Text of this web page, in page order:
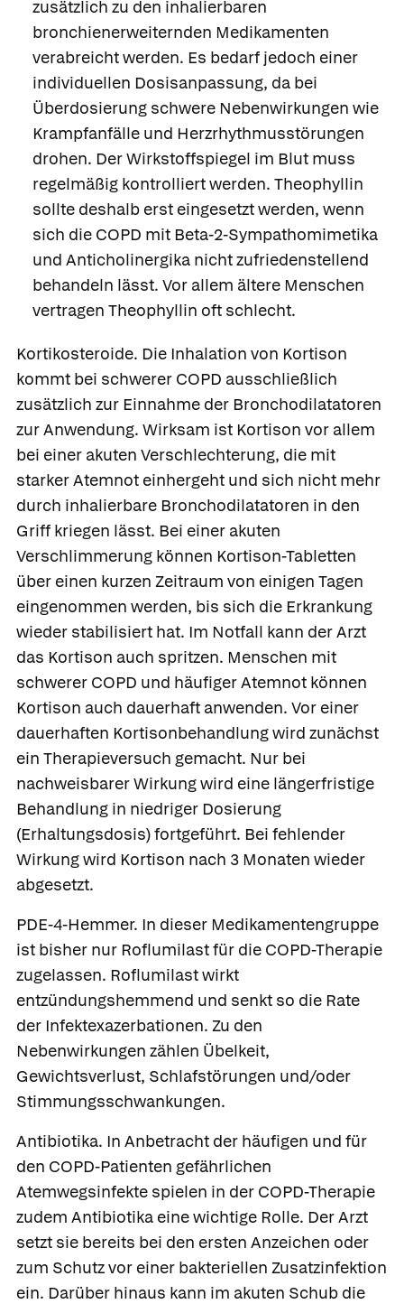
zusätzlich zu den inhalierbaren
bronchienerweiternden Medikamenten
verabreicht werden. Es bedarf jedoch einer
individuellen Dosisanpassung, da bei
Überdosierung schwere Nebenwirkungen wie
Krampfanfälle und Herzrhythmusstörungen
drohen. Der Wirkstoffspiegel im Blut muss
regelmäßig kontrolliert werden. Theophyllin
sollte deshalb erst eingesetzt werden, wenn
sich die COPD mit Beta-2-Sympathomimetika
und Anticholinergika nicht zufriedenstellend
behandeln lässt. Vor allem ältere Menschen
vertragen Theophyllin oft schlecht.
Kortikosteroide. Die Inhalation von Kortison
kommt bei schwerer COPD ausschließlich
zusätzlich zur Einnahme der Bronchodilatatoren
zur Anwendung. Wirksam ist Kortison vor allem
bei einer akuten Verschlechterung, die mit
starker Atemnot einhergeht und sich nicht mehr
durch inhalierbare Bronchodilatatoren in den
Griff kriegen lässt. Bei einer akuten
Verschlimmerung können Kortison-Tabletten
über einen kurzen Zeitraum von einigen Tagen
eingenommen werden, bis sich die Erkrankung
wieder stabilisiert hat. Im Notfall kann der Arzt
das Kortison auch spritzen. Menschen mit
schwerer COPD und häufiger Atemnot können
Kortison auch dauerhaft anwenden. Vor einer
dauerhaften Kortisonbehandlung wird zunächst
ein Therapieversuch gemacht. Nur bei
nachweisbarer Wirkung wird eine längerfristige
Behandlung in niedriger Dosierung
(Erhaltungsdosis) fortgeführt. Bei fehlender
Wirkung wird Kortison nach 3 Monaten wieder
abgesetzt.
PDE-4-Hemmer. In dieser Medikamentengruppe
ist bisher nur Roflumilast für die COPD-Therapie
zugelassen. Roflumilastwirkt
entzündungshemmend und senkt so die Rate
der Infektexazerbationen. Zu den
Nebenwirkungen zählen Übelkeit,
Gewichtsverlust, Schlafstörungen und/oder
Stimmungsschwankungen.
Antibiotika. In Anbetracht der häufigen und für
den COPD-Patienten gefährlichen
Atemwegsinfekte spielen in der COPD-Therapie
zudem Antibiotika eine wichtige Rolle. Der Arzt
setzt sie bereits bei den ersten Anzeichen oder
zum Schutz vor einer bakteriellen Zusatzinfektion
ein. Darüber hinaus kann im akuten Schub die